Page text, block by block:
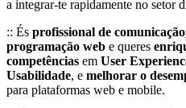
a integrar-te rapidamente no setor
:: És profissional de
programação web e queres
competências em User
Usabilidade, e melhorar o
para plataformas web e mobile.